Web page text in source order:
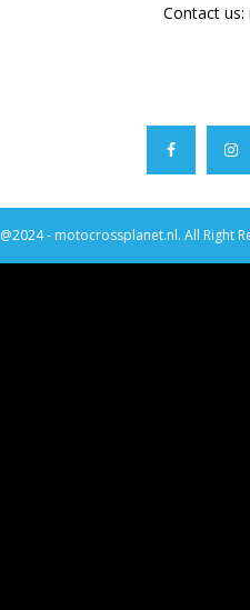
Contact us:
@2024 - motocrossplanet.nl. All Right